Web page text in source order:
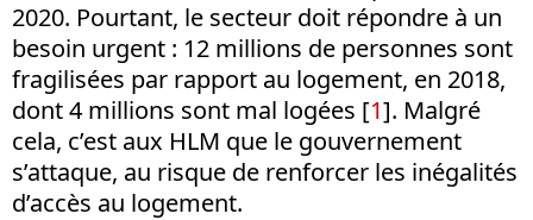
2020. Pourtant, le secteur doit répondre à un
besoin urgent : 12 millions de personnes sont
fragilisées par rapport au logement, en 2018,
dont 4 millions sont mal logées [1]. Malgré
cela, c’est aux HLM que le gouvernement
s’attaque, au risque de renforcer les inégalités
d’accès au logement.